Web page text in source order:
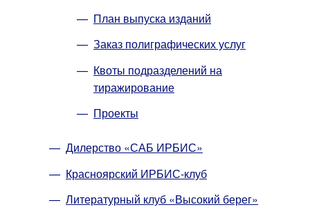
План выпуска изданий
Заказ полиграфических услуг
Квоты подразделений на
тиражирование
Проекты
Дилерство «САБ ИРБИС»
Красноярский ИРБИС-клуб
Литературный клуб «Высокий берег»